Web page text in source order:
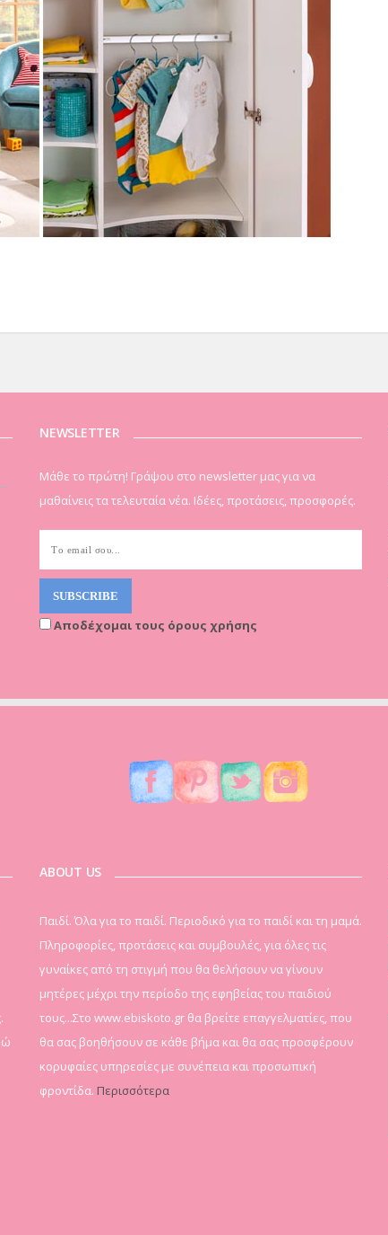
NEWSLETTER
Μάθε το πρώτη! Γράψου στο newsletter μας για να
μαθαίνεις τα τελευταία νέα. Ιδέες, προτάσεις, προσφορές.
Αποδέχομαι τους όρους χρήσης
ABOUT US
Παιδί. Όλα για το παιδί. Περιοδικό για το παιδί και τη μαμά.
Πληροφορίες, προτάσεις και συμβουλές, για όλες τις
γυναίκες από τη στιγμή που θα θελήσουν να γίνουν
μητέρες μέχρι την περίοδο της εφηβείας του παιδιού
τους...Στο www.ebiskoto.gr θα βρείτε επαγγελματίες, που
θα σας βοηθήσουν σε κάθε βήμα και θα σας προσφέρουν
κορυφαίες υπηρεσίες με συνέπεια και προσωπική
φροντίδα. Περισσότερα